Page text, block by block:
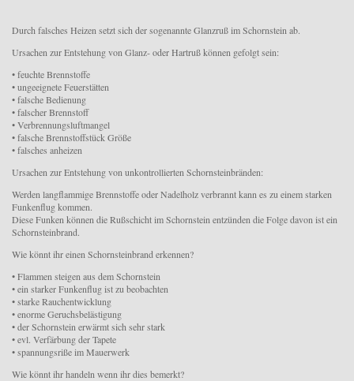
Durch falsches Heizen setzt sich der sogenannte Glanzruß im Schornstein ab.
Ursachen zur Entstehung von Glanz- oder Hartruß können gefolgt sein:
• feuchte Brennstoffe
• ungeeignete Feuerstätten
• falsche Bedienung
• falscher Brennstoff
• Verbrennungsluftmangel
• falsche Brennstoffstück Größe
• falsches anheizen
Ursachen zur Entstehung von unkontrollierten Schornsteinbränden:
Werden langflammige Brennstoffe oder Nadelholz verbrannt kann es zu einem starken
Funkenflug kommen.
Diese Funken können die Rußschicht im Schornstein entzünden die Folge davon ist ein
Schornsteinbrand.
Wie könnt ihr einen Schornsteinbrand erkennen?
• Flammen steigen aus dem Schornstein
• ein starker Funkenflug ist zu beobachten
• starke Rauchentwicklung
• enorme Geruchsbelästigung
• der Schornstein erwärmt sich sehr stark
• evl. Verfärbung der Tapete
• spannungsriße im Mauerwerk
Wie könnt ihr handeln wenn ihr dies bemerkt?